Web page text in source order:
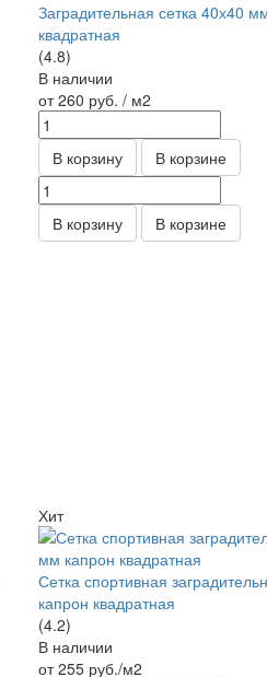
Заградительная сетка 40х40
квадратная
(4.8)
В наличии
от 260 руб. / м2
В корзину В корзине
В корзину В корзине
Хит
Сетка спортивная
капрон квадратная
(4.2)
В наличии
от 255 руб./м2